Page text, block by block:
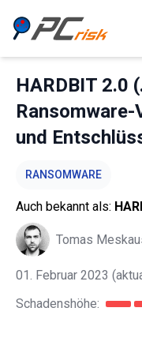
HARDBIT 2.0
und
RANSOMWARE
Auch bekannt als:
Tomas
01. Februar 2023
Schadenshöhe: